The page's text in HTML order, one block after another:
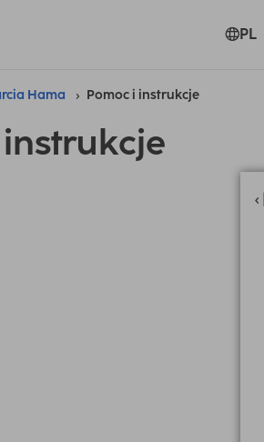
PL
Hama Pomoc i instrukcje